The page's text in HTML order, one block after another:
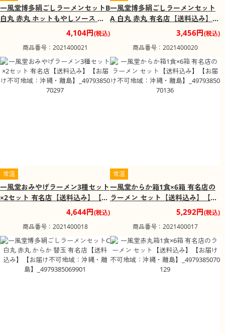
一風堂博多絹ごしラーメンセットB
白丸 赤丸 ホットもやしソース 有
名店【送料込み】【お届け不可地
域：沖縄・離島】_497938506989
4,104円(税込)
商品番号：2021400021
一風堂博多絹ごしラーメンセット
A 白丸 赤丸 有名店【送料込み】
【お届け不可地域：沖縄・離島】_
3,456円(税込)
商品番号：2021400020
常温
一風堂おみやげラーメン3種セット
×2セット 有名店【送料込み】【お
届け不可地域：沖縄・離島】_497
4,644円(税込)
商品番号：2021400018
常温
一風堂からか箱1食×6箱 有名店の
ラーメン セット【送料込み】【お
届け不可地域：沖縄・離島】_497
5,292円(税込)
商品番号：2021400017